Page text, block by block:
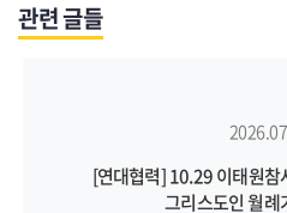
관련 글들
[연대협력] 10.29 이태원참
그리스도인 월